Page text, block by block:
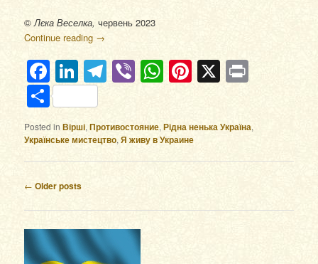
©Лєка Веселка, червень 2023
Continue reading →
Facebook
LinkedIn
Telegram
ViberWhatsApp
Pinterest
X
Отправить
Posted in Вірші,Противостояние,Рідна ненька Україна,
Українське мистецтво,Я живу в Украине
Post navigation
← Older posts